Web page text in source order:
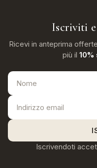
Iscriviti
Ricevi in anteprima
più il
Iscrivendoti